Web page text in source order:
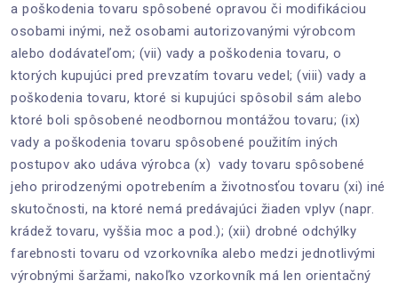
a poškodenia tovaru spôsobené opravou či modifikáciou
osobami inými, než osobami autorizovanými výrobcom
alebo dodávateľom; (vii) vady a poškodenia tovaru, o
ktorých kupujúci pred prevzatím tovaru vedel; (viii) vady a
poškodenia tovaru, ktoré si kupujúci spôsobil sám alebo
ktoré boli spôsobené neodbornou montážou tovaru; (ix)
vady a poškodenia tovaru spôsobené použitím iných
postupov ako udáva výrobca (x) vady tovaru spôsobené
jeho prirodzenými opotrebením a životnosťou tovaru (xi) iné
skutočnosti, na ktoré nemá predávajúci žiaden vplyv (napr.
krádež tovaru, vyššia moc a pod.); (xii) drobné odchýlky
farebnosti tovaru od vzorkovníka alebo medzi jednotlivými
výrobnými šaržami, nakoľko vzorkovník má len orientačný